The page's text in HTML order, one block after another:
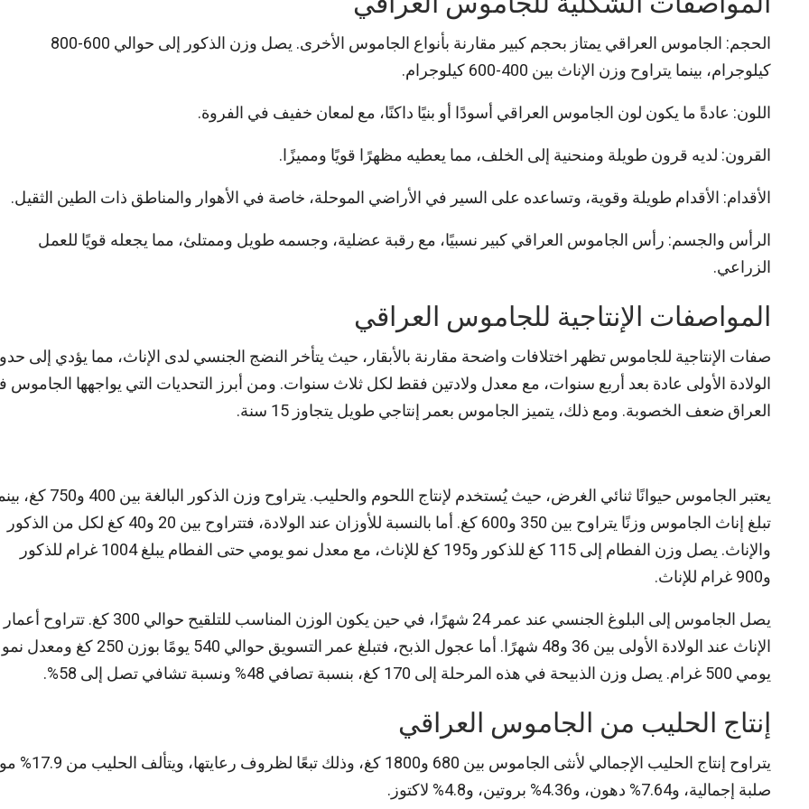
الحجم: الجاموس العراقي يمتاز بحجم كبير مقارنة بأنواع الجاموس الأخرى. يصل وزن الذكور إلى حوالي 600-800
كيلوجرام، بينما يتراوح وزن الإناث بين 400-600 كيلوجرام.
اللون: عادةً ما يكون لون الجاموس العراقي أسودًا أو بنيًا داكنًا، مع لمعان خفيف في الفروة.
القرون: لديه قرون طويلة ومنحنية إلى الخلف، مما يعطيه مظهرًا قويًا ومميزًا.
الأقدام: الأقدام طويلة وقوية، وتساعده على السير في الأراضي الموحلة، خاصة في الأهوار والمناطق ذات الطين الثقيل.
الرأس والجسم: رأس الجاموس العراقي كبير نسبيًا، مع رقبة عضلية، وجسمه طويل وممتلئ، مما يجعله قويًا للعمل
الزراعي.
المواصفات الإنتاجية للجاموس العراقي
صفات الإنتاجية للجاموس تظهر اختلافات واضحة مقارنة بالأبقار، حيث يتأخر النضج الجنسي لدى الإناث، مما يؤدي إلى
الولادة الأولى عادة بعد أربع سنوات، مع معدل ولادتين فقط لكل ثلاث سنوات. ومن أبرز التحديات التي يواجهها الجاموس
العراق ضعف الخصوبة. ومع ذلك، يتميز الجاموس بعمر إنتاجي طويل يتجاوز 15 سنة.
يعتبر الجاموس حيوانًا ثنائي الغرض، حيث يُستخدم لإنتاج اللحوم والحليب. يتراوح وزن الذكور البالغة
تبلغ إناث الجاموس وزنًا يتراوح بين 350 و600 كغ. أما بالنسبة للأوزان عند الولادة، فتتراوح بين 20 و40 كغ لكل من الذكور
والإناث. يصل وزن الفطام إلى 115 كغ للذكور و195 كغ للإناث، مع معدل نمو يومي حتى الفطام يبلغ 1004 غرام للذكور
و900 غرام للإناث.
يصل الجاموس إلى البلوغ الجنسي عند عمر 24 شهرًا، في حين يكون الوزن المناسب للتلقيح حوالي 300 كغ. تتراوح أعمار
الإناث عند الولادة الأولى بين 36 و48 شهرًا. أما عجول الذبح، فتبلغ عمر التسويق حوالي 540 يومًا بوزن 250 كغ ومعدل نمو
يومي 500 غرام. يصل وزن الذبيحة في هذه المرحلة إلى 170 كغ، بنسبة تصافي 48% ونسبة تشافي تصل إلى 58%.
إنتاج الحليب من الجاموس العراقي
يتراوح إنتاج الحليب الإجمالي لأنثى الجاموس بين 680 و1800 كغ، وذلك تبعًا
صلبة إجمالية، و7.64% دهون، و4.36% بروتين، و4.8% لاكتوز.